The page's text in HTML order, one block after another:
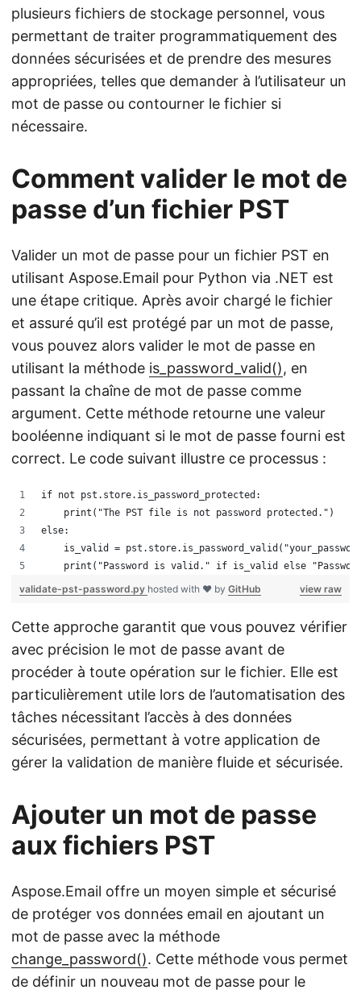
plusieurs fichiers de stockage personnel, vous
permettant de traiter programmatiquement des
données sécurisées et de prendre des mesures
appropriées, telles que demander à l’utilisateur un
mot de passe ou contourner le fichier si
nécessaire.
Comment valider le mot de
passe d’un fichier PST
Valider un mot de passe pour un fichier PST en
utilisant Aspose.Email pour Python via .NET est
une étape critique. Après avoir chargé le fichier
et assuré qu’il est protégé par un mot de passe,
vous pouvez alors valider le mot de passe en
utilisant la méthode is_password_valid(), en
passant la chaîne de mot de passe comme
argument. Cette méthode retourne une valeur
booléenne indiquant si le mot de passe fourni est
correct. Le code suivant illustre ce processus :
if not pst.store.is_password_protected:
    print("The PST file is not password protected.")
else:
is_valid =
print("Password is valid." if is_valid else
view raw
validate-pst-password.py hosted with ❤ by GitHub
Cette approche garantit que vous pouvez vérifier
avec précision le mot de passe avant de
procéder à toute opération sur le fichier. Elle est
particulièrement utile lors de l’automatisation des
tâches nécessitant l’accès à des données
sécurisées, permettant à votre application de
gérer la validation de manière fluide et sécurisée.
Ajouter un mot de passe
aux fichiers PST
Aspose.Email offre un moyen simple et sécurisé
de protéger vos données email en ajoutant un
mot de passe avec la méthode
change_password(). Cette méthode vous permet
de définir un nouveau mot de passe pour le